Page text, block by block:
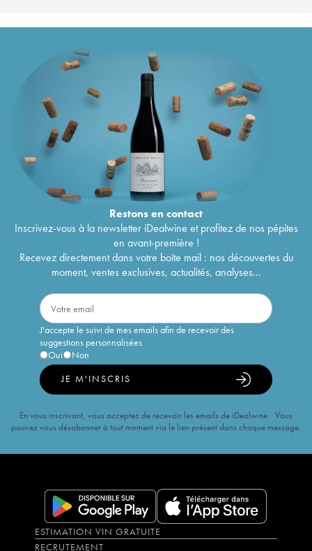
Restons encontact
Inscrivez-vous à la newsletter iDealwine et profitez de nos pépites
en avant-première !
Recevez directement dans votre boîte mail : nos découvertes du
moment, ventes exclusives, actualités, analyses...
J'accepte le suivi de mes emails afin de recevoir des
suggestions personnalisées
Oui
Non
JE M'INSCRIS
En vous inscrivant, vous acceptez de recevoir les emails de iDealwine. Vous
pouvez vous désabonner à tout moment via le lien présent dans chaque message.
ESTIMATION VIN GRATUITE
RECRUTEMENT